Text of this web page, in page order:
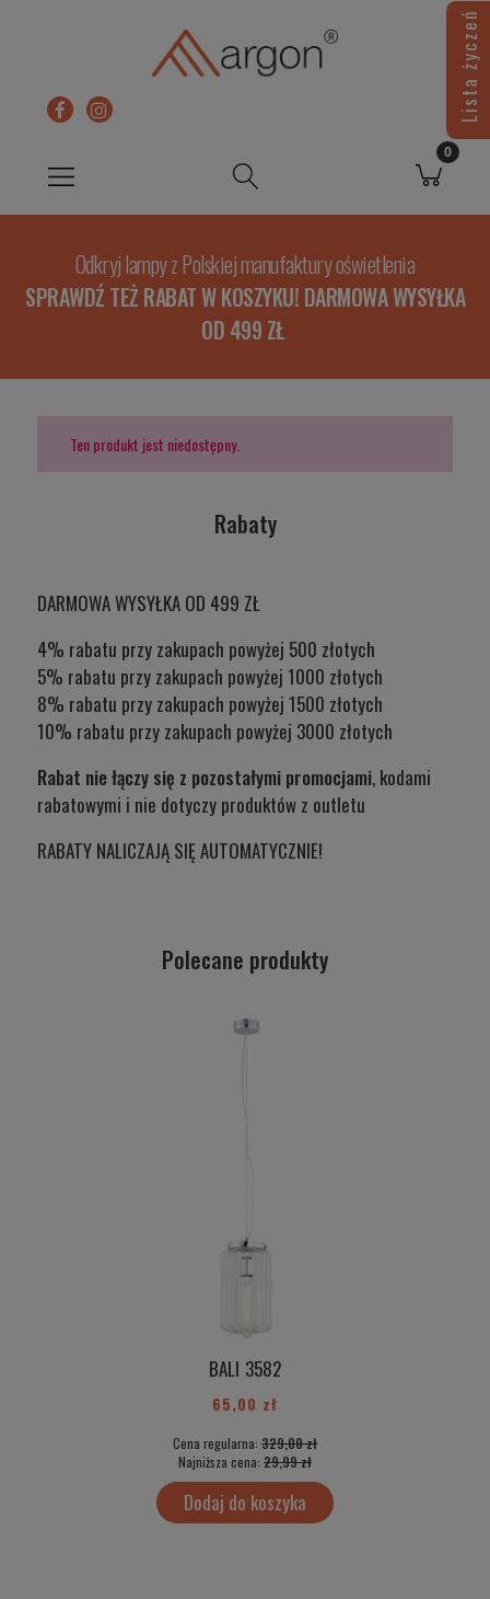
Odkryj lampy z Polskiej manufaktury oświetlenia
SPRAWDŹ TEŻ RABAT W KOSZYKU! DARMOWA WYSYŁKA
OD 499 ZŁ
Ten produkt jest niedostępny.
Rabaty
DARMOWA WYSYŁKA OD 499 ZŁ
4% rabatu przy zakupach powyżej 500 złotych
5% rabatu przy zakupach powyżej 1000 złotych
8% rabatu przy zakupach powyżej 1500 złotych
10% rabatu przy zakupach powyżej 3000 złotych
Rabat nie łączy się z pozostałymi promocjami, kodami
rabatowymi i nie dotyczy produktów z outletu
RABATY NALICZAJĄ SIĘ AUTOMATYCZNIE!
Polecane produkty
BALI 3582
65,00 zł
Cena regularna: 329,00 zł
Najniższa cena: 29,99 zł
Dodaj do koszyka
Lista życzeń